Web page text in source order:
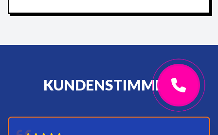
KUNDENSTIMMEN